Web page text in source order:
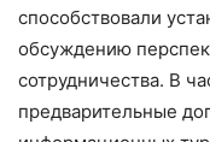
способствовали
обсуждению
сотрудничества. В
предварительные